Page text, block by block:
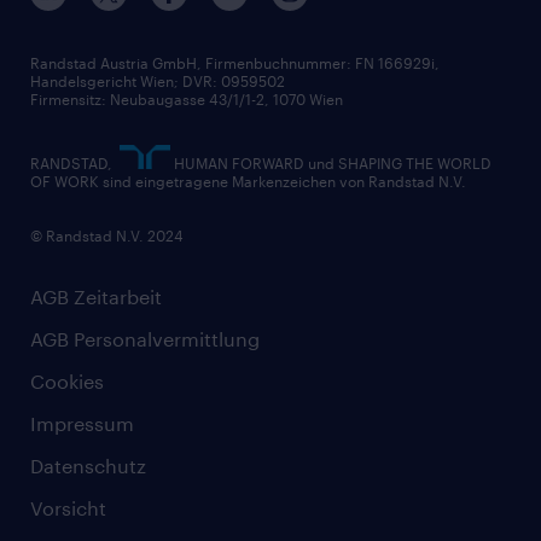
Widerrufsformular
AGB Zeitarbeit
AGB Personalvermittlung
Cookies
Impressum
Datenschutz
Vorsicht
Randstad Austria GmbH, Firmenbuchnummer: FN 166929i,
Handelsgericht Wien; DVR: 0959502
Firmensitz: Neubaugasse 43/1/1-2, 1070 Wien
RANDSTAD,
HUMAN FORWARD und SHAPING THE WORLD
OF WORK sind eingetragene Markenzeichen von Randstad N.V.
© Randstad N.V. 2024